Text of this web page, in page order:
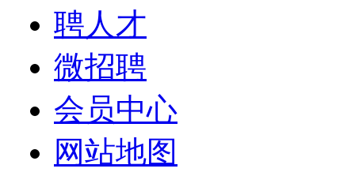
聘人才
微招聘
会员中心
网站地图